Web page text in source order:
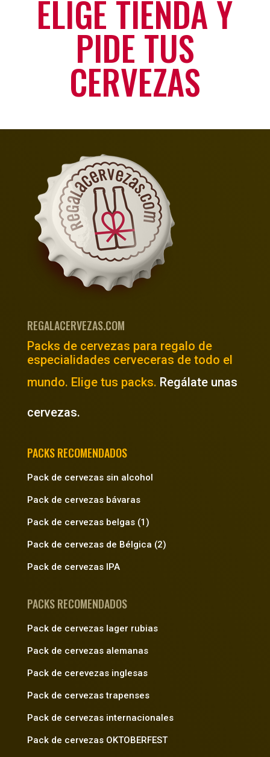
ELIGE TIENDA Y
PIDE TUS
CERVEZAS
REGALACERVEZAS.COM
Packs de cervezas para regalo de
especialidades cerveceras de todo el
mundo. Elige tus packs. Regálate unas
cervezas.
PACKS RECOMENDADOS
Pack de cervezas sin alcohol
Pack de cervezas bávaras
Pack de cervezas belgas (1)
Pack de cervezas de Bélgica (2)
Pack de cervezas IPA
PACKS RECOMENDADOS
Pack de cervezas lager rubias
Pack de cervezas alemanas
Pack de cerevezas inglesas
Pack de cervezas trapenses
Pack de cervezas internacionales
Pack de cervezas OKTOBERFEST